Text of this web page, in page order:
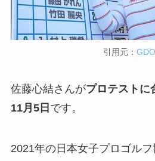
引用元： GDO
佐藤心結さんがプロテストに
11月5日 です。
2021年の日本女子プロゴル